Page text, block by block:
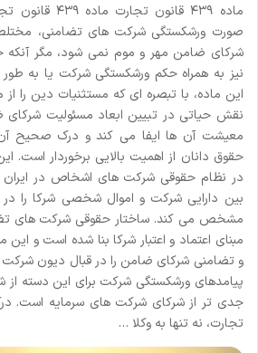
ماده ۴۳۹ قانون
صورت ورشکستگی شرکت های تضامنی،
شرکای ضامن مهر و موم نمی شود، مگر آنکه
نیز به همراه حکم ورشکستگی شرکت یا به
این ماده، با تبصره ای که مستثنیات دین را
نقش حیاتی در تبیین ابعاد مسئولیت
معیشت آن ها ایفا می کند و درک صحیح آن
حقوق دانان از اهمیت بالایی برخوردار است.
در نظام حقوقی شرکت های اشخاص در
بین دارایی شرکت و اموال شخصی شرکا را
مشخص می کند. ساختار حقوقی شرکت های
مبنای اعتماد و اعتبار شرکا بنا شده است و
و تضامنی شرکای ضامن را در قبال دیون شرکت
پیامدهای ورشکستگی شرکت برای این دسته از
تجارت، نه تنها به وکلا …